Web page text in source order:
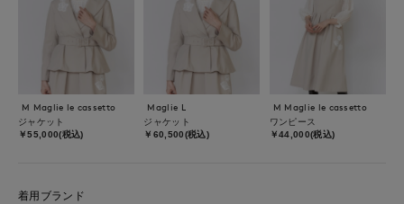
M Maglie le cassetto
ジャケット
￥55,000(税込)
Maglie L
ジャケット
￥60,500(税込)
M Maglie le cassetto
ワンピース
￥44,000(税込)
着用ブランド